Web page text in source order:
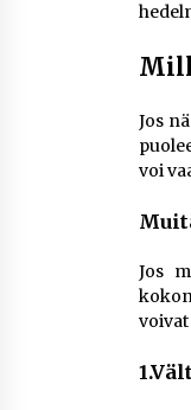
Jos
voi
Jos